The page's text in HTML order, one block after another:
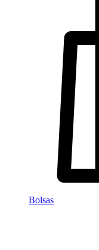
Bolsas